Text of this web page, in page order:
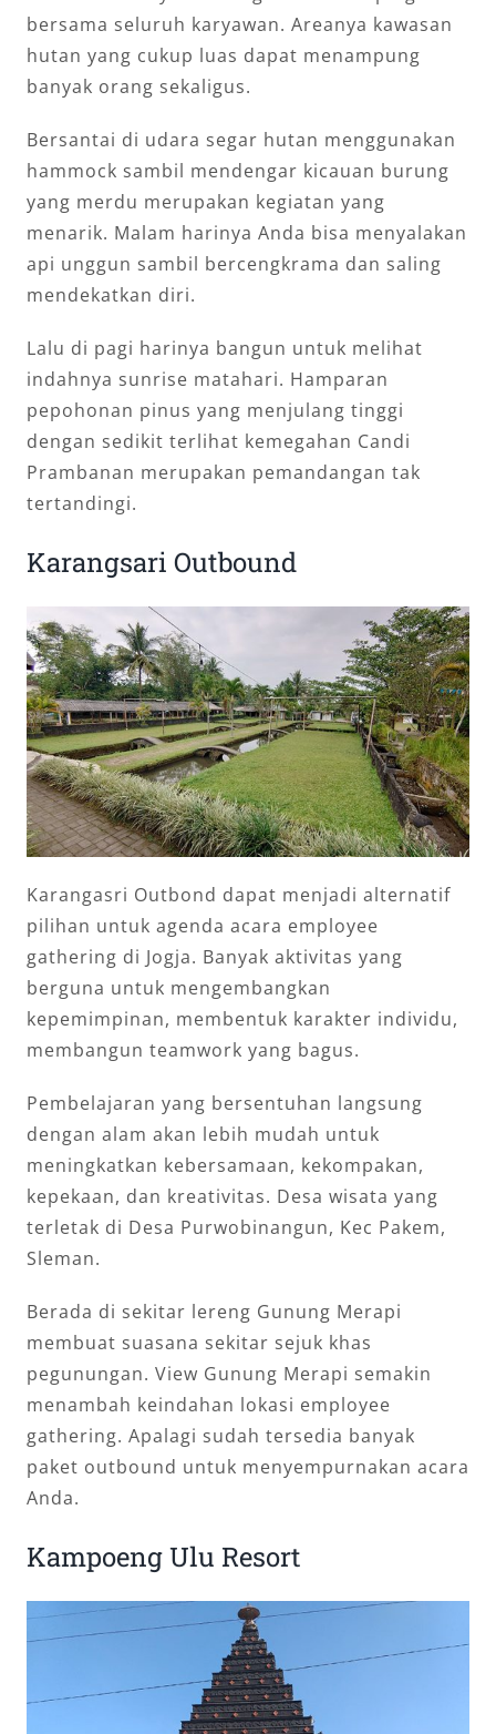
bersama seluruh karyawan. Areanya kawasan
hutan yang cukup luas dapat menampung
banyak orang sekaligus.
Bersantai di udara segar hutan menggunakan
hammock sambil mendengar kicauan burung
yang merdu merupakan kegiatan yang
menarik. Malam harinya Anda bisa menyalakan
api unggun sambil bercengkrama dan saling
mendekatkan diri.
Lalu di pagi harinya bangun untuk melihat
indahnya sunrise matahari. Hamparan
pepohonan pinus yang menjulang tinggi
dengan sedikit terlihat kemegahan Candi
Prambanan merupakan pemandangan tak
tertandingi.
Karangsari Outbound
Karangasri Outbond dapat menjadi alternatif
pilihan untuk agenda acara employee
gathering di Jogja. Banyak aktivitas yang
berguna untuk mengembangkan
kepemimpinan, membentuk karakter individu,
membangun teamwork yang bagus.
Pembelajaran yang bersentuhan langsung
dengan alam akan lebih mudah untuk
meningkatkan kebersamaan, kekompakan,
kepekaan, dan kreativitas. Desa wisata yang
terletak di Desa Purwobinangun, Kec Pakem,
Sleman.
Berada di sekitar lereng Gunung Merapi
membuat suasana sekitar sejuk khas
pegunungan. View Gunung Merapi semakin
menambah keindahan lokasi employee
gathering. Apalagi sudah tersedia banyak
paket outbound untuk menyempurnakan acara
Anda.
Kampoeng Ulu Resort